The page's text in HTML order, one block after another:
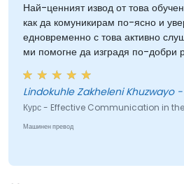
извод от това обучение беше
по-ясно и увереност, като
с това активно слушам
да изградя по-добри работни
недоразбиранията.
Lindokuhle Zakheleni Khuzwayo -
Communication in the Workplace